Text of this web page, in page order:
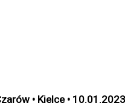
• Kielce •